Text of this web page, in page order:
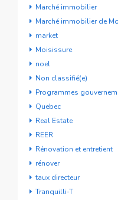
Marché immobilier
Marché immobilier de
market
Moisissure
noel
Non classifié(e)
Programmes
Quebec
Real Estate
REER
Rénovation et entretient
rénover
taux directeur
Tranquilli-T